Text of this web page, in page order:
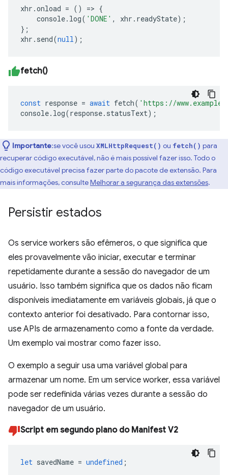
xhr .onload = () => {
console. log( 'DONE' , xhr . readyState);
};
xhr . send(null );
fetch()
const response = await fetch( 'https://
console. log(response. statusText);
Importante:se você usou XMLHttpRequest() ou fetch() para
recuperar código executável, não é mais possível fazer isso. Todo o
código executável precisa fazer parte do pacote de extensão. Para
mais informações, consulteMelhorar a segurança das extensões.
Persistir estados
Os service workers são efêmeros, o que significa que
eles provavelmente vão iniciar, executar e terminar
repetidamente durante a sessão do navegador de um
usuário. Isso também significa que os dados não ficam
disponíveis imediatamente em variáveis globais, já que o
contexto anterior foi desativado. Para contornar isso,
use APIs de armazenamento como a fonte da verdade.
Um exemplo vai mostrar como fazer isso.
O exemplo a seguir usa uma variável global para
armazenar um nome. Em um service worker, essa variável
pode ser redefinida várias vezes durante a sessão do
navegador de um usuário.
Script em segundo plano do Manifest V2
let savedName = undefined ;